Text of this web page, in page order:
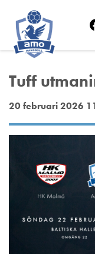
Tuff
20 februari 2026